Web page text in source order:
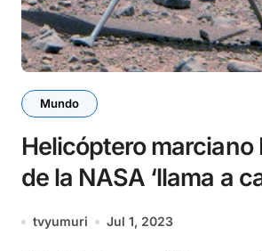
Mundo
Helicóptero
de la NASA ‘llama a
dos meses sin
tvyumuri Jul 1, 2023